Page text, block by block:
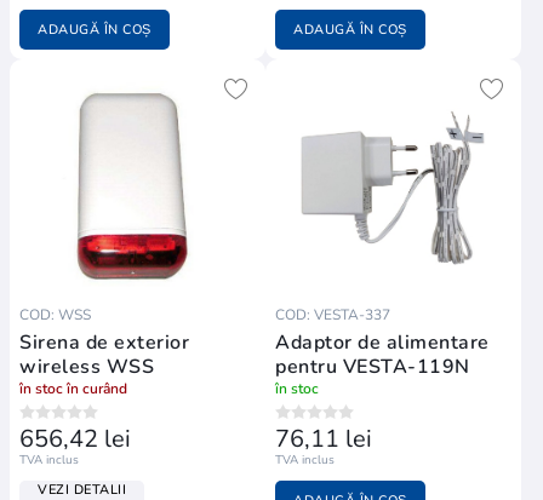
ADAUGĂ ÎN COȘ ADAUGĂ ÎN COȘ
COD: WSS
Sirena de exterior
wireless WSS
în stoc în curând
656,42 lei
TVA inclus
VEZI DETALII
COD: VESTA-337
Adaptor de alimentare
pentru VESTA-119N
în stoc
76,11 lei
TVA inclus